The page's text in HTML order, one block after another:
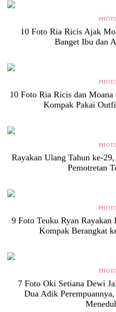
10 Foto Ria Ricis Ajak
Banget Ibu dan
10 Foto Ria Ricis dan
Kompak Pakai
Rayakan Ulang Tahun ke-
Pemotretan
9 Foto Teuku Ryan
Kompak Berangkat
7 Foto Oki Setiana Dewi
Dua Adik